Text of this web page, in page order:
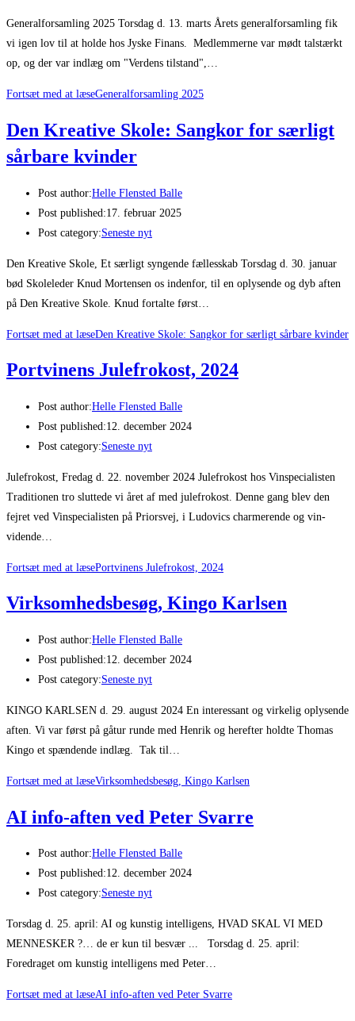
Generalforsamling 2025 Torsdag d. 13. marts Årets generalforsamling fik
vi igen lov til at holde hos Jyske Finans. Medlemmerne var mødt talstærkt
op, og der var indlæg om "Verdens tilstand",…
Fortsæt med at læseGeneralforsamling 2025
Den Kreative Skole: Sangkor for særligt
sårbare kvinder
Post author:Helle Flensted Balle
Post published:17. februar 2025
Post category:Seneste nyt
Den Kreative Skole, Et særligt syngende fællesskab Torsdag d. 30. januar
bød Skoleleder Knud Mortensen os indenfor, til en oplysende og dyb aften
på Den Kreative Skole. Knud fortalte først…
Fortsæt med at læseDen Kreative Skole: Sangkor for særligt sårbare kvinder
Portvinens Julefrokost, 2024
Post author:Helle Flensted Balle
Post published:12. december 2024
Post category:Seneste nyt
Julefrokost, Fredag d. 22. november 2024 Julefrokost hos Vinspecialisten
Traditionen tro sluttede vi året af med julefrokost. Denne gang blev den
fejret ved Vinspecialisten på Priorsvej, i Ludovics charmerende og vin-
vidende…
Fortsæt med at læsePortvinens Julefrokost, 2024
Virksomhedsbesøg, Kingo Karlsen
Post author:Helle Flensted Balle
Post published:12. december 2024
Post category:Seneste nyt
KINGO KARLSEN d. 29. august 2024 En interessant og virkelig oplysende
aften. Vi var først på gåtur runde med Henrik og herefter holdte Thomas
Kingo et spændende indlæg. Tak til…
Fortsæt med at læseVirksomhedsbesøg, Kingo Karlsen
AI info-aften ved Peter Svarre
Post author:Helle Flensted Balle
Post published:12. december 2024
Post category:Seneste nyt
Torsdag d. 25. april: AI og kunstig intelligens, HVAD SKAL VI MED
MENNESKER ?… de er kun til besvær ... Torsdag d. 25. april:
Foredraget om kunstig intelligens med Peter…
Fortsæt med at læseAI info-aften ved Peter Svarre